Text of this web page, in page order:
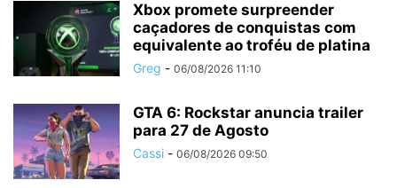
Xbox promete surpreender
caçadores de conquistas com
equivalente ao troféu de platina
Greg - 06/08/2026 11:10
GTA 6: Rockstar anuncia trailer
para 27 de Agosto
Cassi - 06/08/2026 09:50